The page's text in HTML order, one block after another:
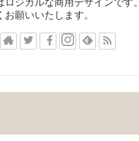
お願いいたします。